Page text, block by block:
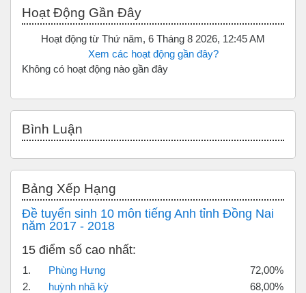
Hoạt Động Gần Đây
Hoạt động từ Thứ năm, 6 Tháng 8 2026, 12:45 AM
Xem các hoạt động gần đây?
Không có hoạt động nào gần đây
Bình Luận
Bảng Xếp Hạng
Đề tuyển sinh 10 môn tiếng Anh tỉnh Đồng Nai
năm 2017 - 2018
15 điểm số cao nhất:
1. Phùng Hưng
72,00%
2.
huỳnh nhã kỳ
68,00%